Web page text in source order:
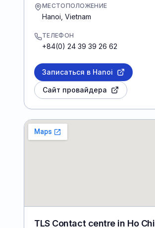
МЕСТОПОЛОЖЕНИЕ
Hanoi Vietnam
ТЕЛЕФОН
+84(0) 24 39 39 26 62
Записаться в Hanoi
Сайт провайдера
TLS Contact centre in Ho Chi